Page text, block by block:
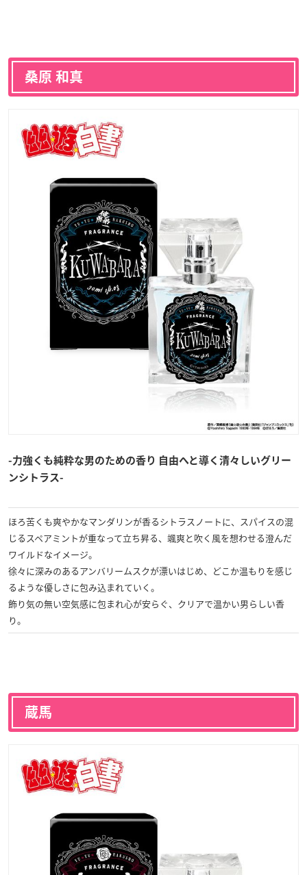
桑原 和真
-力強くも純粋な男のための香り 自由へと導く清々しいグリー
ンシトラス-
ほろ苦くも爽やかなマンダリンが香るシトラスノートに、スパイスの混
じるスペアミントが重なって立ち昇る、颯爽と吹く風を想わせる澄んだ
ワイルドなイメージ。
徐々に深みのあるアンバリームスクが漂いはじめ、どこか温もりを感じ
るような優しさに包み込まれていく。
飾り気の無い空気感に包まれ心が安らぐ、クリアで温かい男らしい香
り。
蔵馬